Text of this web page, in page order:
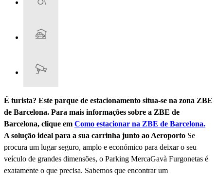
É turista? Este parque de estacionamento situa-se na zona ZBE
de Barcelona. Para mais informações sobre a ZBE de
Barcelona, clique em Como estacionar na ZBE de Barcelona.
A solução ideal para a sua carrinha junto ao Aeroporto Se
procura um lugar seguro, amplo e económico para deixar o seu
veículo de grandes dimensões, o Parking MercaGavà Furgonetas é
exatamente o que precisa. Sabemos que encontrar um